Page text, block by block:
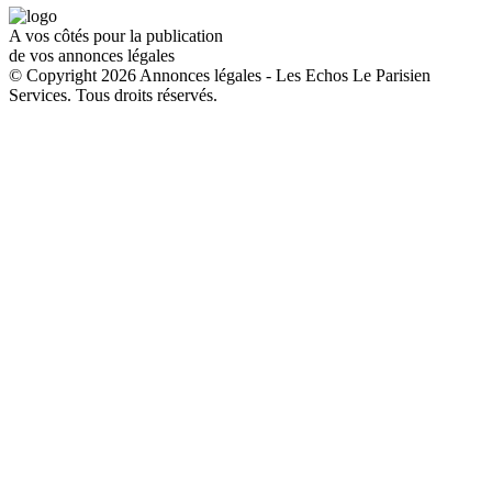
A vos côtés pour la publication
de vos annonces légales
© Copyright 2026 Annonces légales - Les Echos Le Parisien
Services. Tous droits réservés.